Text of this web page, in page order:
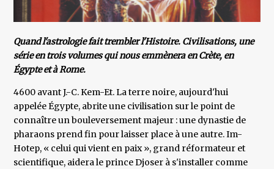
Quand l'astrologie fait trembler l'Histoire. Civilisations, une
série en trois volumes qui nous emmènera en Crète, en
Égypte et à Rome.
4600 avant J.-C. Kem-Et. La terre noire, aujourd'hui
appelée Égypte, abrite une civilisation sur le point de
connaître un bouleversement majeur : une dynastie de
pharaons prend fin pour laisser place à une autre. Im-
Hotep, « celui qui vient en paix », grand réformateur et
scientifique, aidera le prince Djoser à s'installer comme